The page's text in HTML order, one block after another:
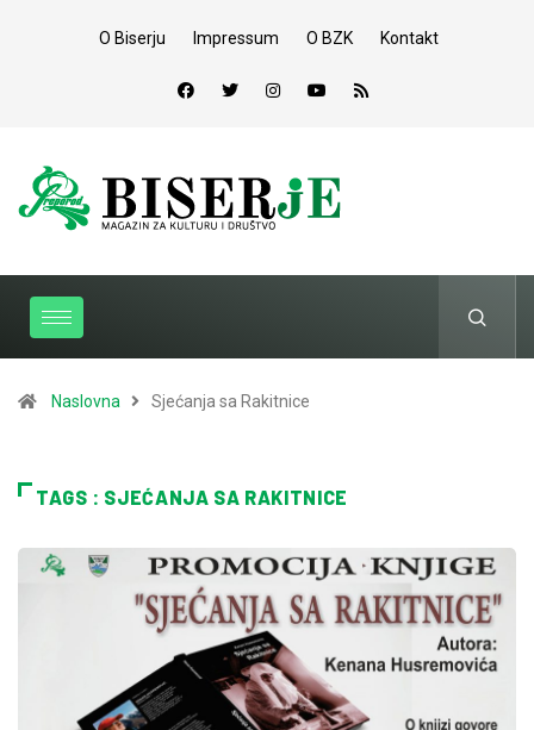
O Biserju Impressum O BZK Kontakt
Naslovna Sjećanja sa Rakitnice
TAGS : SJEĆANJA SA RAKITNICE